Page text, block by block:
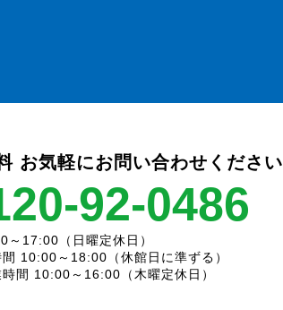
お気軽にお問い合わせください
92-0486
17:00（日曜定休日）
10:00～18:00（休館日に準ずる）
間 10:00～16:00（木曜定休日）